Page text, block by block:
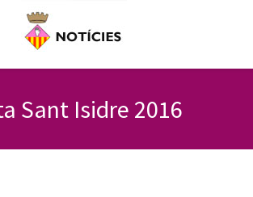
Sant Isidre 2016